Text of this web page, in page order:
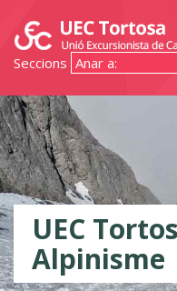
Seccions
UEC
Alpinisme